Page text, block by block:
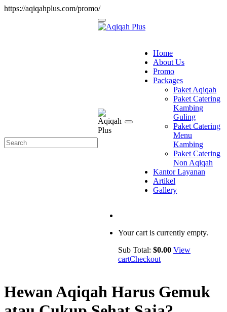
https://aqiqahplus.com/promo/
Home
About Us
Promo
Packages
Paket Aqiqah
Paket Catering
Kambing
Guling
Paket Catering
Menu
Kambing
Paket Catering
Non Aqiqah
Kantor Layanan
Artikel
Gallery
Your cart is currently empty.
Sub Total: $0.00 View
cartCheckout
Hewan Aqiqah Harus Gemuk